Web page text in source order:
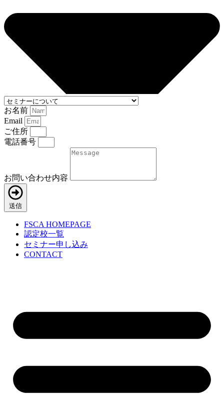
お名前
Email
ご住所
電話番号
お問い合わせ内容
送信
FSCA HOMEPAGE
認定校一覧
セミナー申し込み
CONTACT